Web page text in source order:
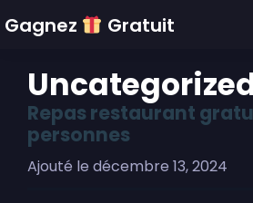
to
content
to
sidebar
to
Gagnez Gratuit
Repas restaurant
personnes
Ajouté le décembre 13, 2024